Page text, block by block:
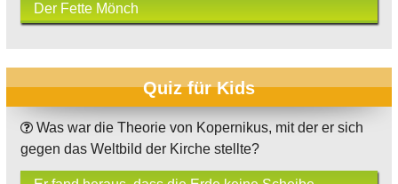
Der Fette Mönch
Quiz für Kids
Was war die Theorie von Kopernikus, mit der er sich
gegen das Weltbild der Kirche stellte?